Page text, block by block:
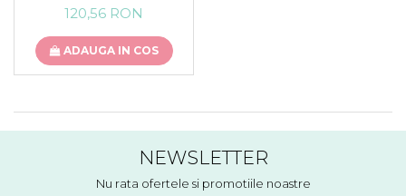
120,56 RON
ADAUGA IN COS
NEWSLETTER
Nu rata ofertele si promotiile noastre